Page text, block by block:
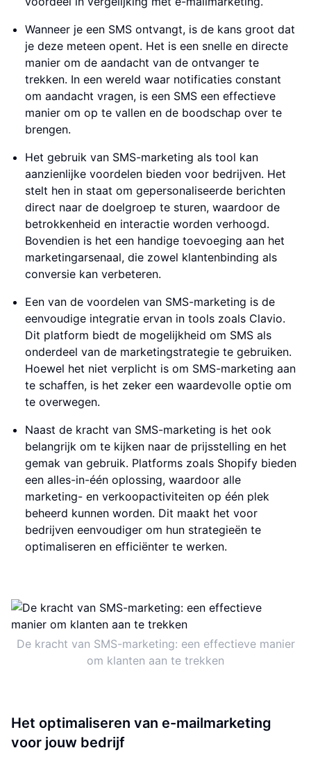
Wanneer je een SMS ontvangt, is de kans groot dat
je deze meteen opent. Het is een snelle en directe
manier om de aandacht van de ontvanger te
trekken. In een wereld waar notificaties constant
om aandacht vragen, is een SMS een effectieve
manier om op te vallen en de boodschap over te
brengen.
Het gebruik van SMS-marketing als tool kan
aanzienlijke voordelen bieden voor bedrijven. Het
stelt hen in staat om gepersonaliseerde berichten
direct naar de doelgroep te sturen, waardoor de
betrokkenheid en interactie worden verhoogd.
Bovendien is het een handige toevoeging aan het
marketingarsenaal, die zowel klantenbinding als
conversie kan verbeteren.
Een van de voordelen van SMS-marketing is de
eenvoudige integratie ervan in tools zoals Clavio.
Dit platform biedt de mogelijkheid om SMS als
onderdeel van de marketingstrategie te gebruiken.
Hoewel het niet verplicht is om SMS-marketing aan
te schaffen, is het zeker een waardevolle optie om
te overwegen.
Naast de kracht van SMS-marketing is het ook
belangrijk om te kijken naar de prijsstelling en het
gemak van gebruik. Platforms zoals Shopify bieden
een alles-in-één oplossing, waardoor alle
marketing- en verkoopactiviteiten op één plek
beheerd kunnen worden. Dit maakt het voor
bedrijven eenvoudiger om hun strategieën te
optimaliseren en efficiënter te werken.
De kracht van SMS-marketing: een effectieve manier
om klanten aan te trekken
Het optimaliseren van e-mailmarketing
voor jouw bedrijf